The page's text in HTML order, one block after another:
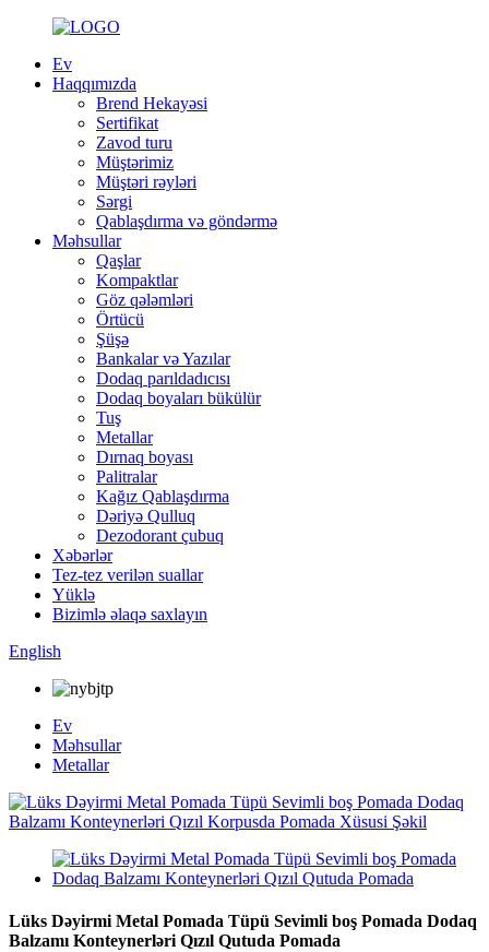
Ev
Haqqımızda
Brend Hekayəsi
Sertifikat
Zavod turu
Müştərimiz
Müştəri rəyləri
Sərgi
Qablaşdırma və göndərmə
Məhsullar
Qaşlar
Kompaktlar
Göz qələmləri
Örtücü
Şüşə
Bankalar və Yazılar
Dodaq parıldadıcısı
Dodaq boyaları bükülür
Tuş
Metallar
Dırnaq boyası
Palitralar
Kağız Qablaşdırma
Dəriyə Qulluq
Dezodorant çubuq
Xəbərlər
Tez-tez verilən suallar
Yüklə
Bizimlə əlaqə saxlayın
English
Ev
Məhsullar
Metallar
Lüks Dəyirmi Metal Pomada Tüpü Sevimli boş Pomada Dodaq
Balzamı Konteynerləri Qızıl Qutuda Pomada